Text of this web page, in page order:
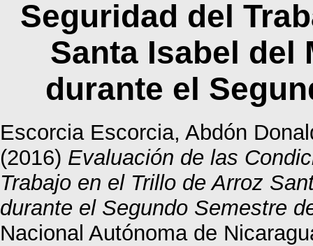
Seguridad del
Santa Isabel del
durante el
Escorcia Escorcia, Abdón
(2016) Evaluación de las
Trabajo en el Trillo de Arroz
durante el Segundo Semestre
Nacional Autónoma de